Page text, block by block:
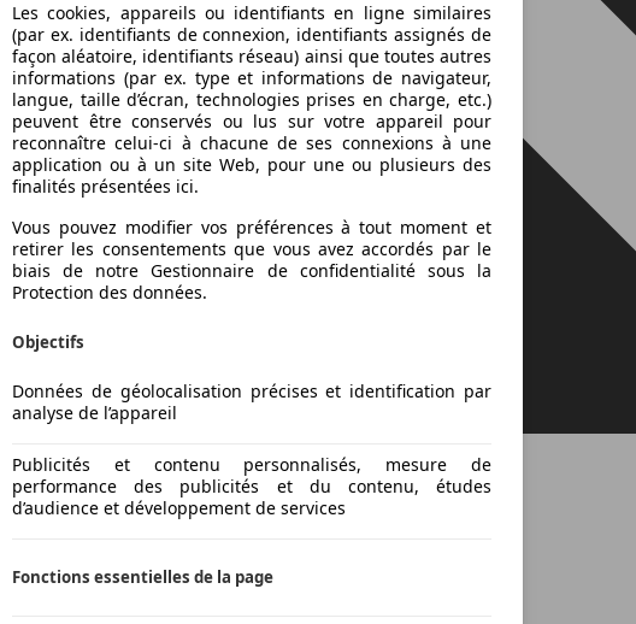
Les cookies, appareils ou identifiants en ligne similaires
(par ex. identifiants de connexion, identifiants assignés de
façon aléatoire, identifiants réseau) ainsi que toutes autres
informations (par ex. type et informations de navigateur,
langue, taille d’écran, technologies prises en charge, etc.)
peuvent être conservés ou lus sur votre appareil pour
reconnaître celui-ci à chacune de ses connexions à une
application ou à un site Web, pour une ou plusieurs des
finalités présentées ici.
Vous pouvez modifier vos préférences à tout moment et
retirer les consentements que vous avez accordés par le
biais de notre Gestionnaire de confidentialité sous la
Protection des données.
Objectifs
Données de géolocalisation précises et identification par
analyse de l’appareil
Publicités et contenu personnalisés, mesure de
performance des publicités et du contenu, études
d’audience et développement de services
Fonctions essentielles de la page